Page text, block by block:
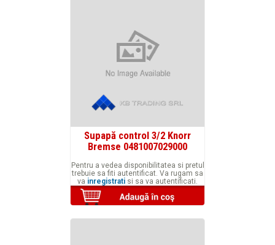
Supapă control 3/2 Knorr
Bremse 0481007029000
Pentru a vedea disponibilitatea si pretul
trebuie sa fiti autentificat. Va rugam sa
va inregistrati si sa va autentificati.